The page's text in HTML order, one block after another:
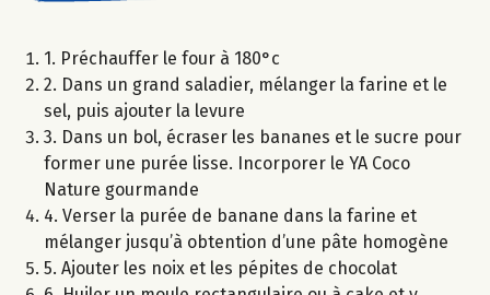
1. Préchauffer le four à 180°c
2. Dans un grand saladier, mélanger la farine et le
sel, puis ajouter la levure
3. Dans un bol, écraser les bananes et le sucre pour
former une purée lisse. Incorporer le YA Coco
Nature gourmande
4. Verser la purée de banane dans la farine et
mélanger jusqu’à obtention d’une pâte homogène
5. Ajouter les noix et les pépites de chocolat